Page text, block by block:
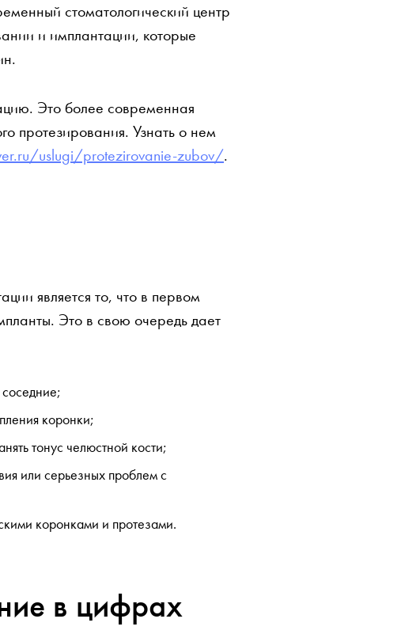
стоматологический центр
и имплантации, которые
Это более современная
протезирования. Узнать о нем
uslugi/protezirovanie-zubov/.
является то, что в первом
Это в свою очередь дает
коронки;
тонус челюстной кости;
или серьезных проблем с
коронками и протезами.
в цифрах